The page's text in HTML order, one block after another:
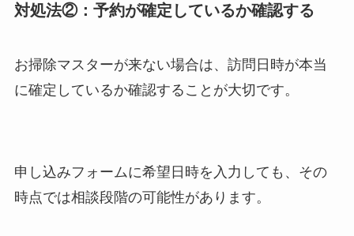
対処法②：予約が確定しているか確認する
お掃除マスターが来ない場合は、訪問日時が本当
に確定しているか確認することが大切です。
申し込みフォームに希望日時を入力しても、その
時点では相談段階の可能性があります。